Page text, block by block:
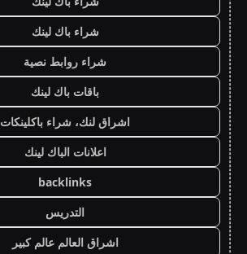
شراء باك لينك
شراء روابط نصية
باقات باك لينك
اشراق لنك، شراء باكلينكات
اعلانات الباك لينك
backlinks
التدريس
اشراق العالم عالم كبير